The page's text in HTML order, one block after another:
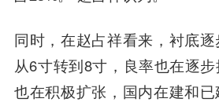
同时，在赵占祥看来，衬底逐
从6寸转到8寸，良率也在逐
也在积极扩张，国内在建和